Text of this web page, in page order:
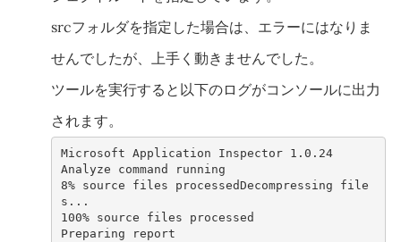
srcフォルダを指定した場合は、エラーにはなりま
せんでしたが、上手く動きませんでした。
ツールを実行すると以下のログがコンソールに出力
されます。
Microsoft Application Inspector 1.0.24
Analyze command running
8% source files processedDecompressing file
s...
100% source files processed
Preparing report